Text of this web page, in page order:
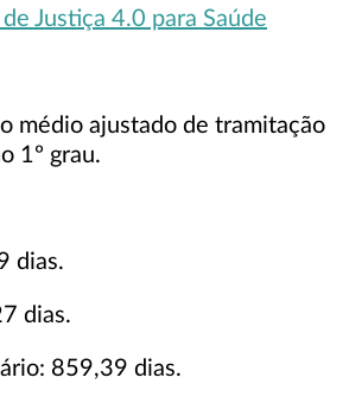
Justiça 4.0 para Saúde
médio ajustado de tramitação
1º grau.
dias.
dias.
859,39 dias.